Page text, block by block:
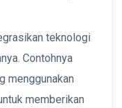
teknologi
Contohnya
menggunakan
memberikan